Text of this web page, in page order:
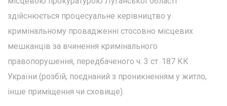
здійснюється процесуальне керівництво у
кримінальному провадженні стосовно місцевих
мешканців за вчинення кримінального
правопорушення, передбаченого ч. 3 ст. 187 КК
України (розбій, поєднаний з проникненням у житло,
інше приміщення чи сховище).